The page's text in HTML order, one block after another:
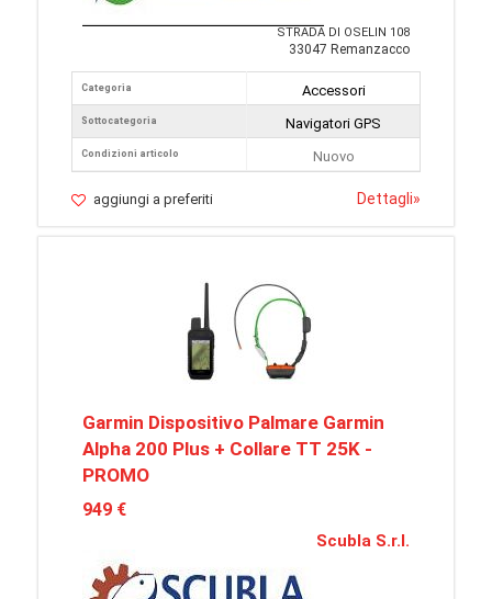
STRADA DI OSELIN 108
33047 Remanzacco
Categoria
Sottocategoria
Condizioni articolo
Accessori
Navigatori GPS
Nuovo
aggiungi a preferiti Dettagli»
Garmin Dispositivo Palmare Garmin
Alpha 200 Plus + Collare TT 25K -
PROMO
949 €
Scubla S.r.l.